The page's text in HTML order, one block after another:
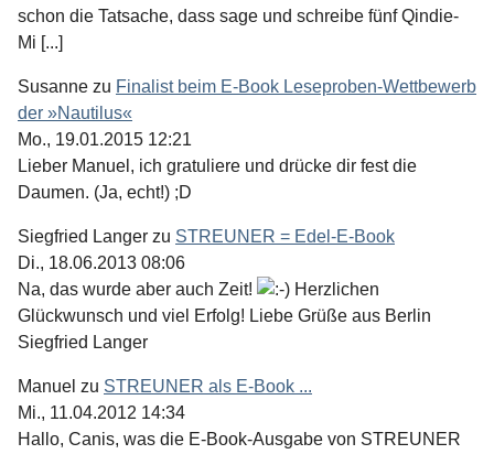
schon die Tatsache, dass sage und schreibe fünf Qindie-
Mi [...]
Susanne zu Finalist beim E-Book Leseproben-Wettbewerb
der »Nautilus«
Mo., 19.01.2015 12:21
Lieber Manuel, ich gratuliere und drücke dir fest die
Daumen. (Ja, echt!) ;D
Siegfried Langer zu STREUNER = Edel-E-Book
Di., 18.06.2013 08:06
Na, das wurde aber auch Zeit!
Herzlichen
Glückwunsch und viel Erfolg! Liebe Grüße aus Berlin
Siegfried Langer
Manuel zu STREUNER als E-Book ...
Mi., 11.04.2012 14:34
Hallo, Canis, was die E-Book-Ausgabe von STREUNER